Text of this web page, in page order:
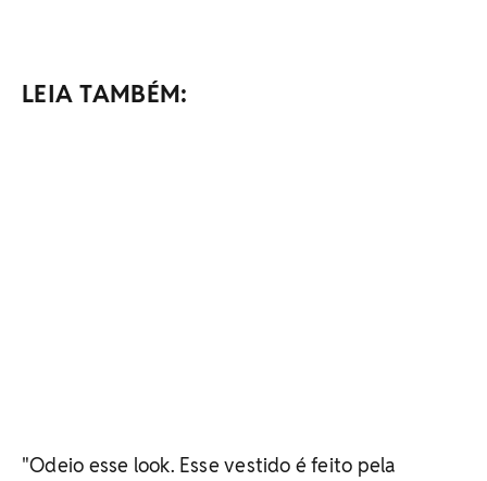
LEIA TAMBÉM:
"Odeio esse look. Esse vestido é feito pela